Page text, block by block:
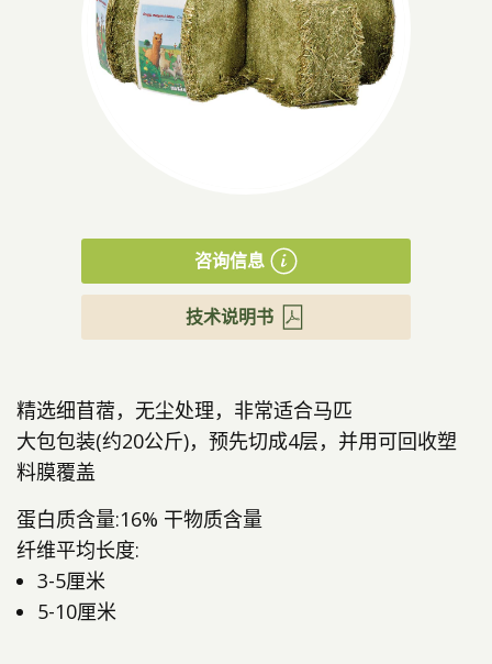
产品
精选细苜蓿，无尘处理，非常适合马匹
大包包装(约20公斤)，预先切成4层，并用可回收塑
料膜覆盖
蛋白质含量:16% 干物质含量
纤维平均长度:
3-5厘米
5-10厘米
咨询信息
技术说明书